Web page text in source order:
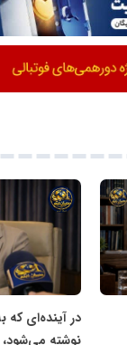
در آینده‌ای
نوشته
شبکه
خبری
مدیران
نابغه